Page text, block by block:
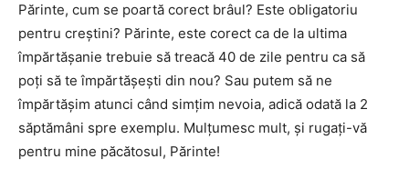
Părinte, cum se poartă corect brâul? Este obligatoriu
pentru creştini? Părinte, este corect ca de la ultima
împărtăşanie trebuie să treacă 40 de zile pentru ca să
poţi să te împărtăşeşti din nou? Sau putem să ne
împărtăşim atunci când simţim nevoia, adică odată la 2
săptămâni spre exemplu. Mulţumesc mult, şi rugaţi-vă
pentru mine păcătosul, Părinte!